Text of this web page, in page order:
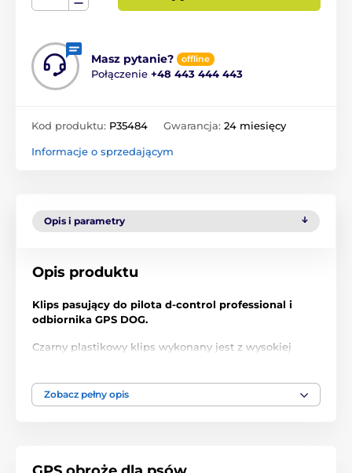
Masz pytanie? offline
Połączenie +48 443 444 443
Kod produktu: P35484 Gwarancja: 24 miesięcy
Informacje o sprzedającym
Opis i parametry
Opis produktu
Klips pasujący do pilota d-control professional i
odbiornika GPS DOG.
Czarny plastikowy klips wykonany jest z wysokiej
Zobacz pełny opis